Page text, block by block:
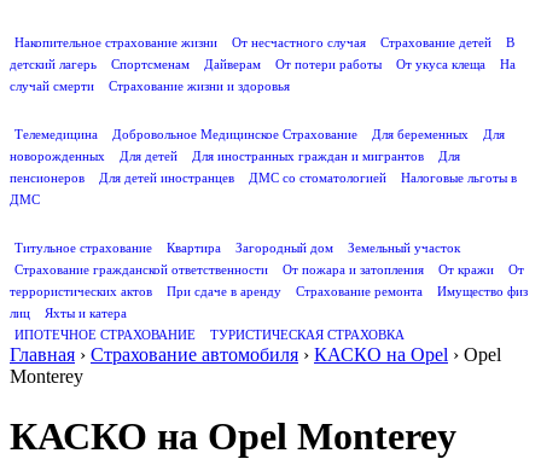
Накопительное страхование жизни
От несчастного случая Страхование детей
В
детский лагерь
Спортсменам Дайверам От потери работы От укуса клеща
На
случай смерти
Страхование жизни и здоровья
Телемедицина
Добровольное Медицинское Страхование Для беременных
Для
новорожденных
Для детей Для иностранных граждан и мигрантов
Для
пенсионеров
Для детей иностранцев ДМС со стоматологией
Налоговые льготы в
ДМС
Титульное страхование
Квартира Загородный дом
Земельный участок
Страхование гражданской ответственности
От пожара и затопления От кражи
От
террористических актов
При сдаче в аренду Страхование ремонта
Имущество физ
лиц
Яхты и катера
ИПОТЕЧНОЕ СТРАХОВАНИЕ
ТУРИСТИЧЕСКАЯ СТРАХОВКА
Главная › Страхование автомобиля › КАСКО на Opel › Opel
Monterey
КАСКО на Opel Monterey